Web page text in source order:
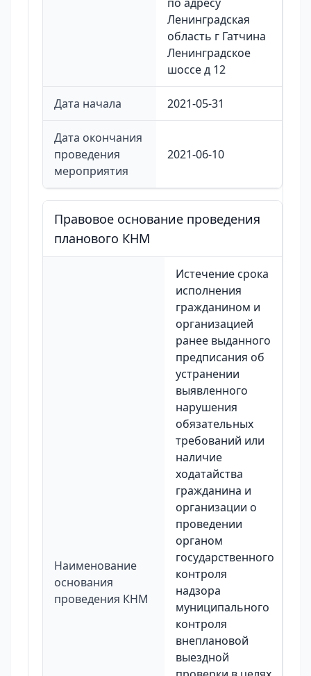
Ленинградская
область г Гатчина
Ленинградское
шоссе д 12
Дата начала 2021-05-31
Дата окончания
проведения
мероприятия
2021-06-10
Правовое основание проведения
планового КНМ
Наименование
основания
проведения КНМ
Истечение срока
исполнения
гражданином и
организацией
ранее выданного
предписания об
устранении
выявленного
нарушения
обязательных
требований или
наличие
ходатайства
гражданина и
организации о
проведении
органом
государственного
контроля
надзора
муниципального
контроля
внеплановой
выездной